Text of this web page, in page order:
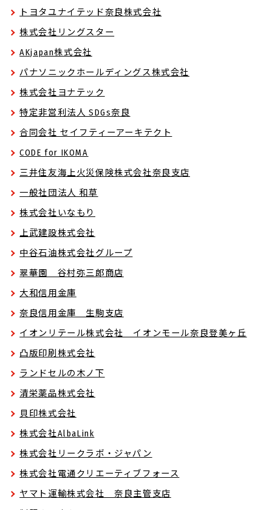
トヨタユナイテッド奈良株式会社
株式会社リングスター
AKjapan株式会社
パナソニックホールディングス株式会社
株式会社ヨナテック
特定非営利法人 SDGs奈良
合同会社 セイフティーアーキテクト
CODE for IKOMA
三井住友海上火災保険株式会社奈良支店
一般社団法人 和草
株式会社いなもり
上武建設株式会社
中谷石油株式会社グループ
翠華園 谷村弥三郎商店
大和信用金庫
奈良信用金庫 生駒支店
イオンリテール株式会社 イオンモール奈良登美ヶ丘
凸版印刷株式会社
ランドセルの木ノ下
清栄薬品株式会社
貝印株式会社
株式会社AlbaLink
株式会社リークラボ・ジャパン
株式会社電通クリエーティブフォース
ヤマト運輸株式会社 奈良主管支店